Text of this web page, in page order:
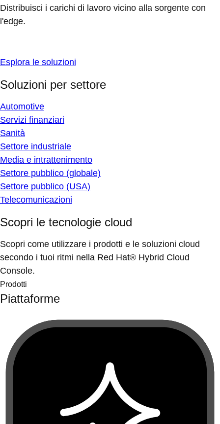
Distribuisci i carichi di lavoro vicino alla sorgente con
l'edge.
Esplora le soluzioni
Soluzioni per settore
Automotive
Servizi finanziari
Sanità
Settore industriale
Media e intrattenimento
Settore pubblico (globale)
Settore pubblico (USA)
Telecomunicazioni
Scopri le tecnologie cloud
Scopri come utilizzare i prodotti e le soluzioni cloud
secondo i tuoi ritmi nella Red Hat® Hybrid Cloud
Console.
Prodotti
Piattaforme